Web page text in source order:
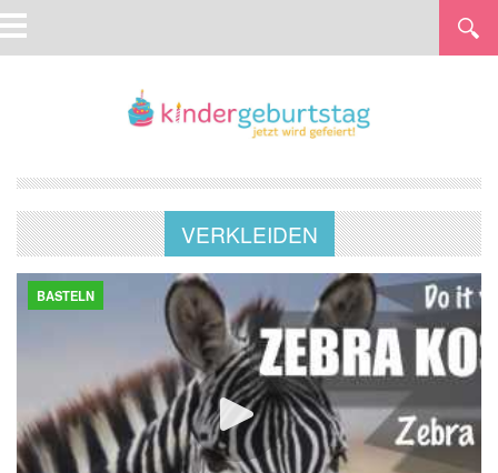
VERKLEIDEN
BASTELN